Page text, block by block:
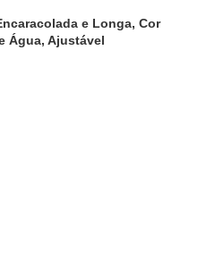
e Longa, Cor
Água, Ajustável